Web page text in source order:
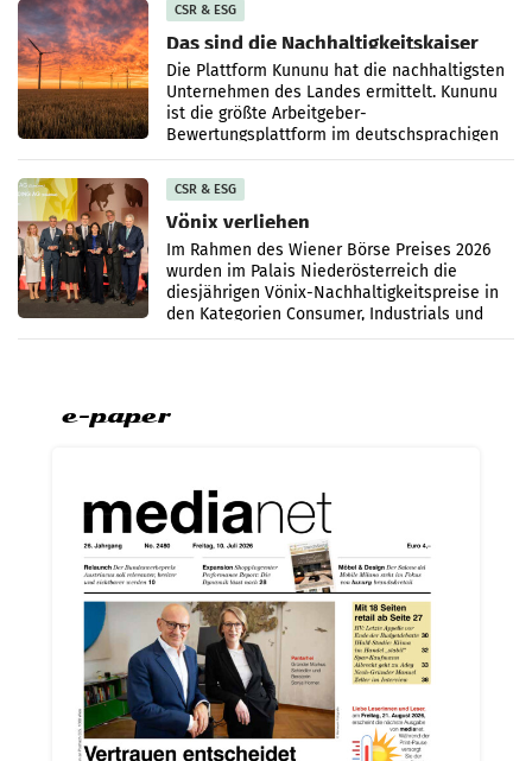
CSR & ESG
Das sind die Nachhaltigkeitskaiser
Die Plattform Kununu hat die nachhaltigsten
Unternehmen des Landes ermittelt. Kununu
ist die größte Arbeitgeber-
Bewertungsplattform im deutschsprachigen
Raum. Die Top Ten des aktuellen
CSR & ESG
Vönix verliehen
Im Rahmen des Wiener Börse Preises 2026
wurden im Palais Niederösterreich die
diesjährigen Vönix-Nachhaltigkeitspreise in
den Kategorien Consumer, Industrials und
Financials verliehen.
e-paper